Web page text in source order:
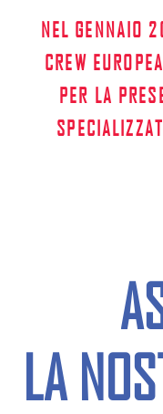
NEL GENNAIO
CREW
PER LA
LA